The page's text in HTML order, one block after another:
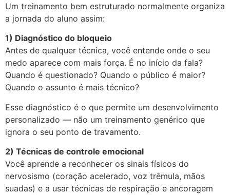
Um treinamento bem estruturado normalmente organiza
a jornada do aluno assim:
1) Diagnóstico do bloqueio
Antes de qualquer técnica, você entende onde o seu
medo aparece com mais força. É no início da fala?
Quando é questionado? Quando o público é maior?
Quando o assunto é mais técnico?
Esse diagnóstico é o que permite um desenvolvimento
personalizado — não um treinamento genérico que
ignora o seu ponto de travamento.
2) Técnicas de controle emocional
Você aprende a reconhecer os sinais físicos do
nervosismo (coração acelerado, voz trêmula, mãos
suadas) e a usar técnicas de respiração e ancoragem